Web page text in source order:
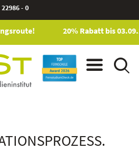
- 0
20% Rabatt bis